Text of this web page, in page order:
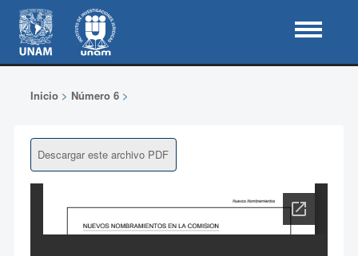
Inicio> Número 6>
Descargar este archivo PDF